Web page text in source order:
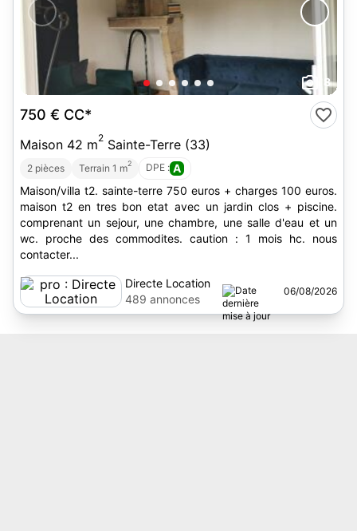
8
750 € CC*
Maison 42 m2 Sainte-Terre (33)
2 pièces Terrain 1 m2 DPE : A
Maison/villa t2. sainte-terre 750 euros + charges 100 euros.
maison t2 en tres bon etat avec un jardin clos + piscine.
comprenant un sejour, une chambre, une salle d'eau et un
wc. proche des commodites. caution : 1 mois hc. nous
contacter...
Directe Location
489 annonces
06/08/2026